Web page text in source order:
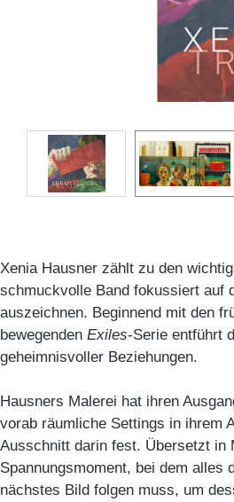
Xenia Hausner zählt zu den
schmuckvolle Band fokussiert auf
auszeichnen. Beginnend mit den
bewegenden Exiles-Serie entführt
geheimnisvoller Beziehungen.
Hausners Malerei hat ihren
vorab räumliche Settings in ihrem
Ausschnitt darin fest. Übersetzt in
Spannungsmoment, bei dem alles
nächstes Bild folgen muss, um